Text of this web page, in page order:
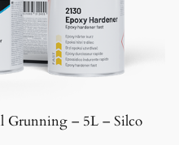
Grunning – 5L – Silco